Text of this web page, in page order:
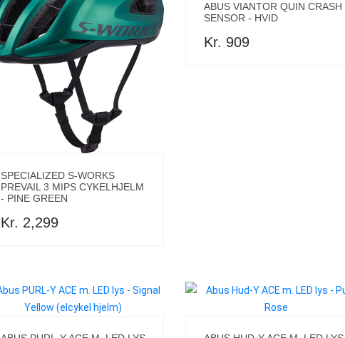
SPECIALIZED S-WORKS
PREVAIL 3 MIPS CYKELHJELM
- PINE GREEN
Kr. 2,299
ABUS VIANTOR QUIN CRASH
SENSOR - HVID
Kr. 909